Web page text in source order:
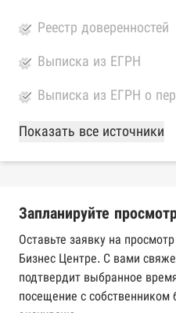
Реестр доверенностей
Выписка из ЕГРН
Выписка из ЕГРН о
База Росстата
Реестры ЕГРЮЛ и
Реестр
Федерального
Картотека
арбитражного суда
Показать все источники
Запланируйте
Оставьте заявку на
Бизнес Центре. С вами
подтвердит выбранное
посещение с собственником